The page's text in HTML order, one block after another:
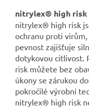
nitrylex® high risk
nitrylex® high risk
ochranu proti
pevnost zajišťuje
dotykovou citlivost.
risk můžete bez
úkony se zárukou
pokročilé výrobní
nitrylex® high risk